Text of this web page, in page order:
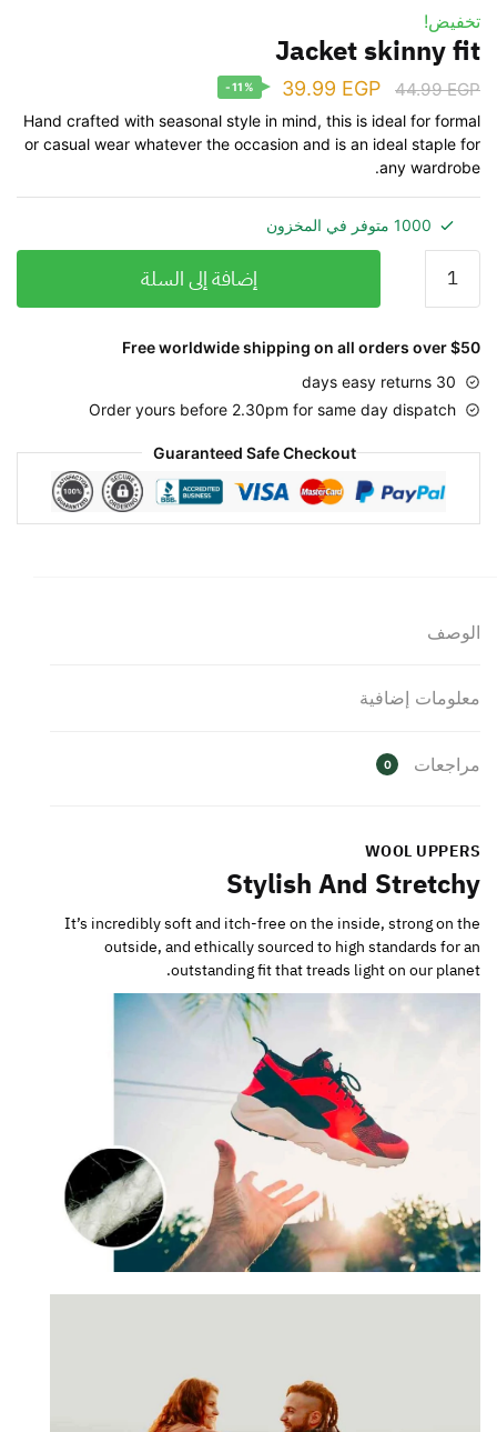
تخفيض!
Jacket skinny fit
44.99EGP
39.99 EGP
-11%
Hand crafted with seasonal style in mind, this is ideal for formal
or casual wear whatever the occasion and is an ideal staple for
any wardrobe.
1000 متوفر في المخزون
إضافة إلى السلة
Free worldwide shipping on all orders over $50
30 days easy returns
Order yours before 2.30pm for same day dispatch
Guaranteed Safe Checkout
الوصف
معلومات إضافية
مراجعات 0
WOOL UPPERS
Stylish And Stretchy
It’s incredibly soft and itch-free on the inside, strong on the
outside, and ethically sourced to high standards for an
outstanding fit that treads light on our planet.